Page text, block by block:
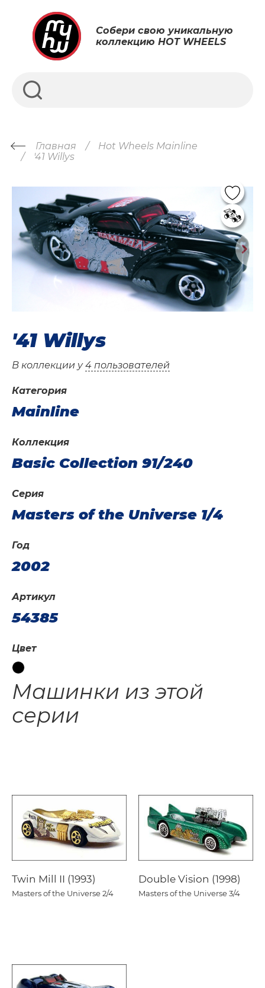
Собери свою уникальную
коллекцию HOT WHEELS
Главная
Hot Wheels Mainline
'41 Willys
'41 Willys
В коллекции у4 пользователей
Категория
Mainline
Год
2002
Коллекция
Basic Collection 91/240
Артикул
54385
Серия
Masters of the Universe 1/4
Цвет
Машинки из этой
серии
Twin Mill II (1993)
Masters of the Universe2/4
Double Vision (1998)
Masters of the Universe3/4